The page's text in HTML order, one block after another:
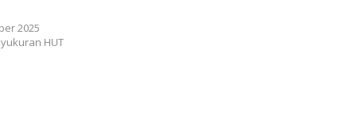
2025
HUT